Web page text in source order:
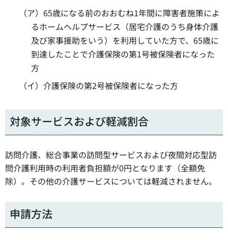
（ア）65歳になる前のおおむね1年間に障害者施策によ
るホームヘルプサービス（居宅介護のうち身体介護
及び家事援助をいう）を利用していた方で、65歳に
到達したことで介護保険の第1号被保険者になった
方
（イ）介護保険の第2号被保険者になった方
対象サービスおよび軽減割合
訪問介護、総合事業の訪問型サービスおよび夜間対応型訪
問介護利用時の利用者負担額が0円となります（全額免
除）。その他の介護サービスについては軽減されません。
申請方法